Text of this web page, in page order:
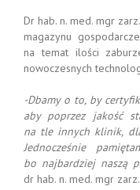
Dr hab. n. med. mgr
magazynu
na temat ilości
nowoczesnych
-Dbamy o to, by
aby poprzez jakość
na tle innych klinik,
Jednocześnie
bo najbardziej naszą
dr hab. n. med. mgr